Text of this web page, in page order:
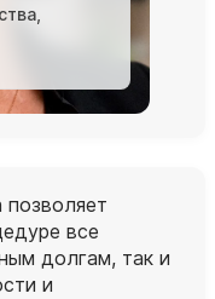
позволяет
все
долгам, так и
и